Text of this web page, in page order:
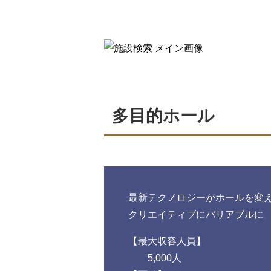
多目的ホール
最新テクノロジーがホールを変
クリエイティブにバリアブルに
最大収容人員
5,000人